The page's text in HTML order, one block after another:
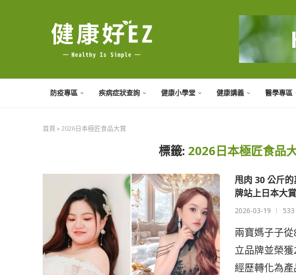
防疫專區 疾病症狀查詢 健康小學堂 健康講義 醫學專區
首頁 »2026日本極匠食品大賞
標籤: 2026日本極匠食品
甩肉 30 公斤
牌站上日本大
2026-03-19
兩寶媽子子
立品牌並榮
經歷轉化為